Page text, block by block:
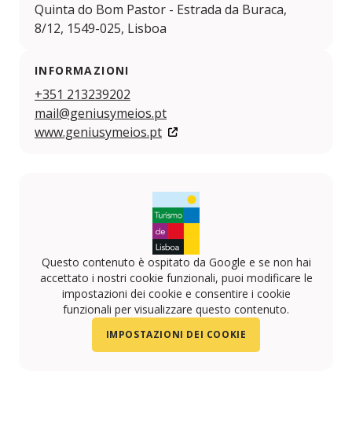
Quinta do Bom Pastor - Estrada da Buraca,
8/12, 1549-025, Lisboa
INFORMAZIONI
+351 213239202
mail@geniusymeios.pt
www.geniusymeios.pt
Questo contenuto è ospitato da Google e se non hai
accettato i nostri cookie funzionali, puoi modificare le
impostazioni dei cookie e consentire i cookie
funzionali per visualizzare questo contenuto.
IMPOSTAZIONI DEI COOKIE